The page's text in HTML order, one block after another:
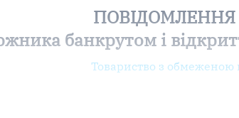
ПОВІДОМЛЕННЯ
банкрутом і
Товариство з обмеженою